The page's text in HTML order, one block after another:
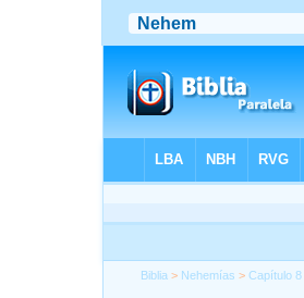
Biblia > Nehemías >Capítulo 8